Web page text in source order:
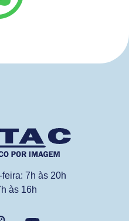
7h às 20h
às 16h